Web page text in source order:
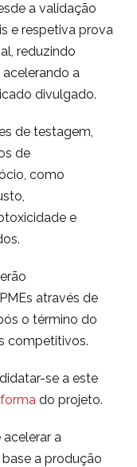
a validação
e respetiva prova
reduzindo
a
divulgado.
de testagem,
de
como
e
através de
o término do
competitivos.
se a este
do projeto.
a
a produção